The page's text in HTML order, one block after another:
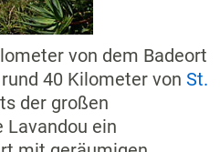
von dem Badeort
40 Kilometer von St.
der großen
ein